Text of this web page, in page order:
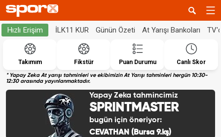
Hızlı Erişim İLK11 KUR Günün Özeti At Yarışı Bankoları
Takımım Fikstür Puan Durumu Canlı Skor
* Yapay Zeka At yarışı tahminleri ve ekibimizin At Yarışı tahminleri hergün 10:30-
12:30 arasında yayınlanmaktadır.
Yapay Zeka tahmincimiz
SPRINTMASTER
bugün için öneriyor:
CEVATHAN (Bursa 9.kş)